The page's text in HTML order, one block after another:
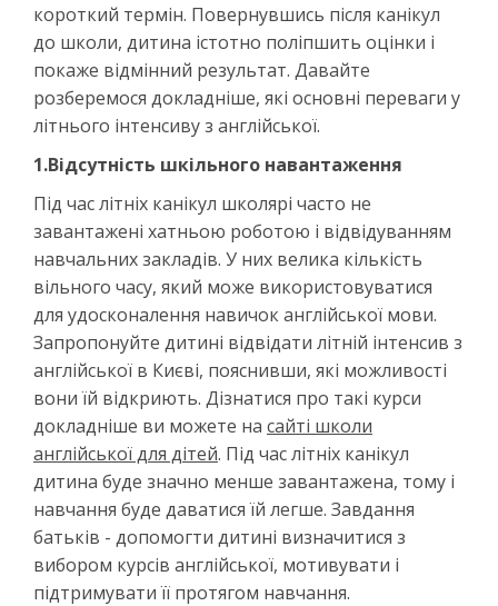
короткий термін. Повернувшись після канікул
до школи, дитина істотно поліпшить оцінки і
покаже відмінний результат. Давайте
розберемося докладніше, які основні переваги у
літнього інтенсиву з англійської.
1.Відсутність шкільного навантаження
Під час літніх канікул школярі часто не
завантажені хатньою роботою і відвідуванням
навчальних закладів. У них велика кількість
вільного часу, який може використовуватися
для удосконалення навичок англійської мови.
Запропонуйте дитині відвідати літній інтенсив з
англійської в Києві, пояснивши, які можливості
вони їй відкриють. Дізнатися про такі курси
докладніше ви можете на сайті школи
англійської для дітей. Під час літніх канікул
дитина буде значно менше завантажена, тому і
навчання буде даватися їй легше. Завдання
батьків - допомогти дитині визначитися з
вибором курсів англійської, мотивувати і
підтримувати її протягом навчання.